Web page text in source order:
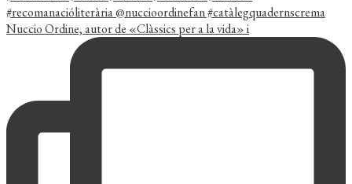
Nuccio Ordine, autor de «Clàssics per a la vida» i